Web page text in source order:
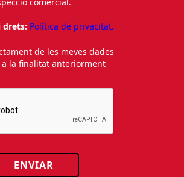
comercial.
drets: Política de privacitat.
de les meves dades
la finalitat anteriorment
ENVIAR